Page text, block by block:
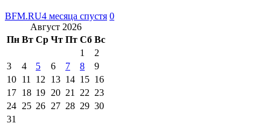
BFM.RU4 месяца спустя 0
Август 2026
Пн Вт Ср Чт Пт Сб Вс
1
2
3
4 5 6 7 8
9
10 11 12 13 14 15 16
17 18 19 20 21 22 23
24 25 26 27 28 29 30
31